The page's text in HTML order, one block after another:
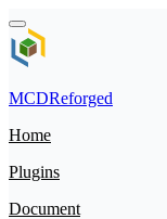
MCDReforged
Home
Plugins
Document